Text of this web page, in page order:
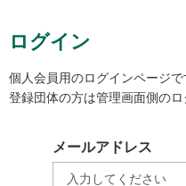
ログイン
個人会員用のログインページで
登録団体の方は管理画面側の
メールアドレス